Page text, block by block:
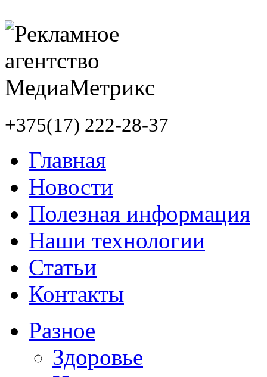
+375(17) 222-28-37
Главная
Новости
Полезная информация
Наши технологии
Статьи
Контакты
Разное
Здоровье